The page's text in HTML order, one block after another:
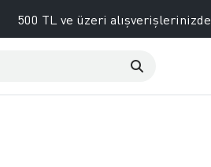
500 TL ve üzeri alışverişlerinizde